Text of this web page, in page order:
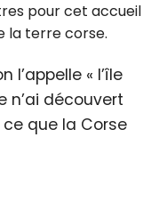
pour cet accueil
la terre corse.
l’appelle « l’île
n’ai découvert
que la Corse